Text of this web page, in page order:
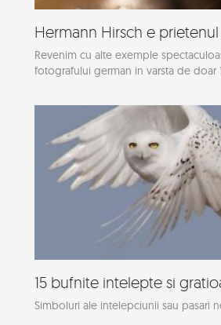
Hermann Hirsch e
Revenim cu alte exemple
fotografului german in varsta de doar
15 bufnite intelepte si
Simboluri ale intelepciunii sau pasari